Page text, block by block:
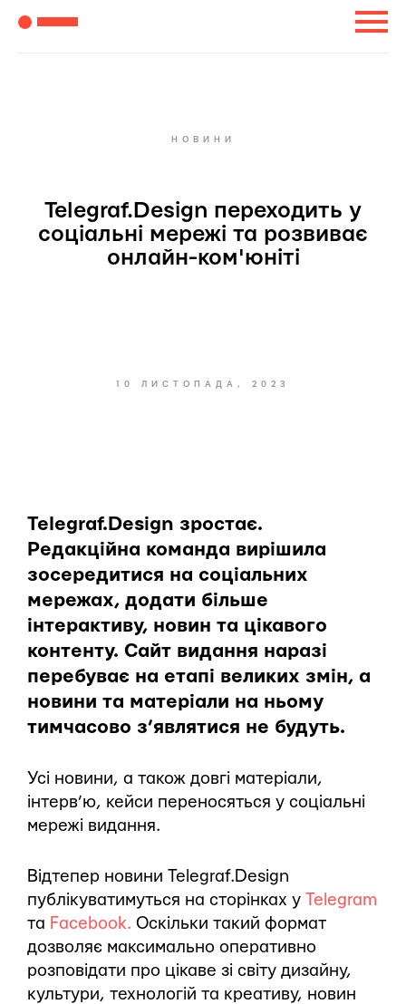
НОВИНИ
Telegraf.Design переходить у
соціальні мережі та розвиває
онлайн-ком'юніті
10 ЛИСТОПАДА, 2023
Telegraf.Design зростає.
Редакційна команда вирішила
зосередитися на соціальних
мережах, додати більше
інтерактиву, новин та цікавого
контенту. Сайт видання наразі
перебуває на етапі великих змін, а
новини та матеріали на ньому
тимчасово з’являтися не будуть.
Усі новини, а також довгі матеріали,
інтерв’ю, кейси переносяться у соціальні
мережі видання.
Відтепер новини Telegraf.Design
публікуватимуться на сторінках у Telegram
та Facebook. Оскільки такий формат
дозволяє максимально оперативно
розповідати про цікаве зі світу дизайну,
культури, технологій та креативу, новин